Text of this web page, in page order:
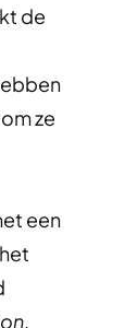
de
om ze
een
.